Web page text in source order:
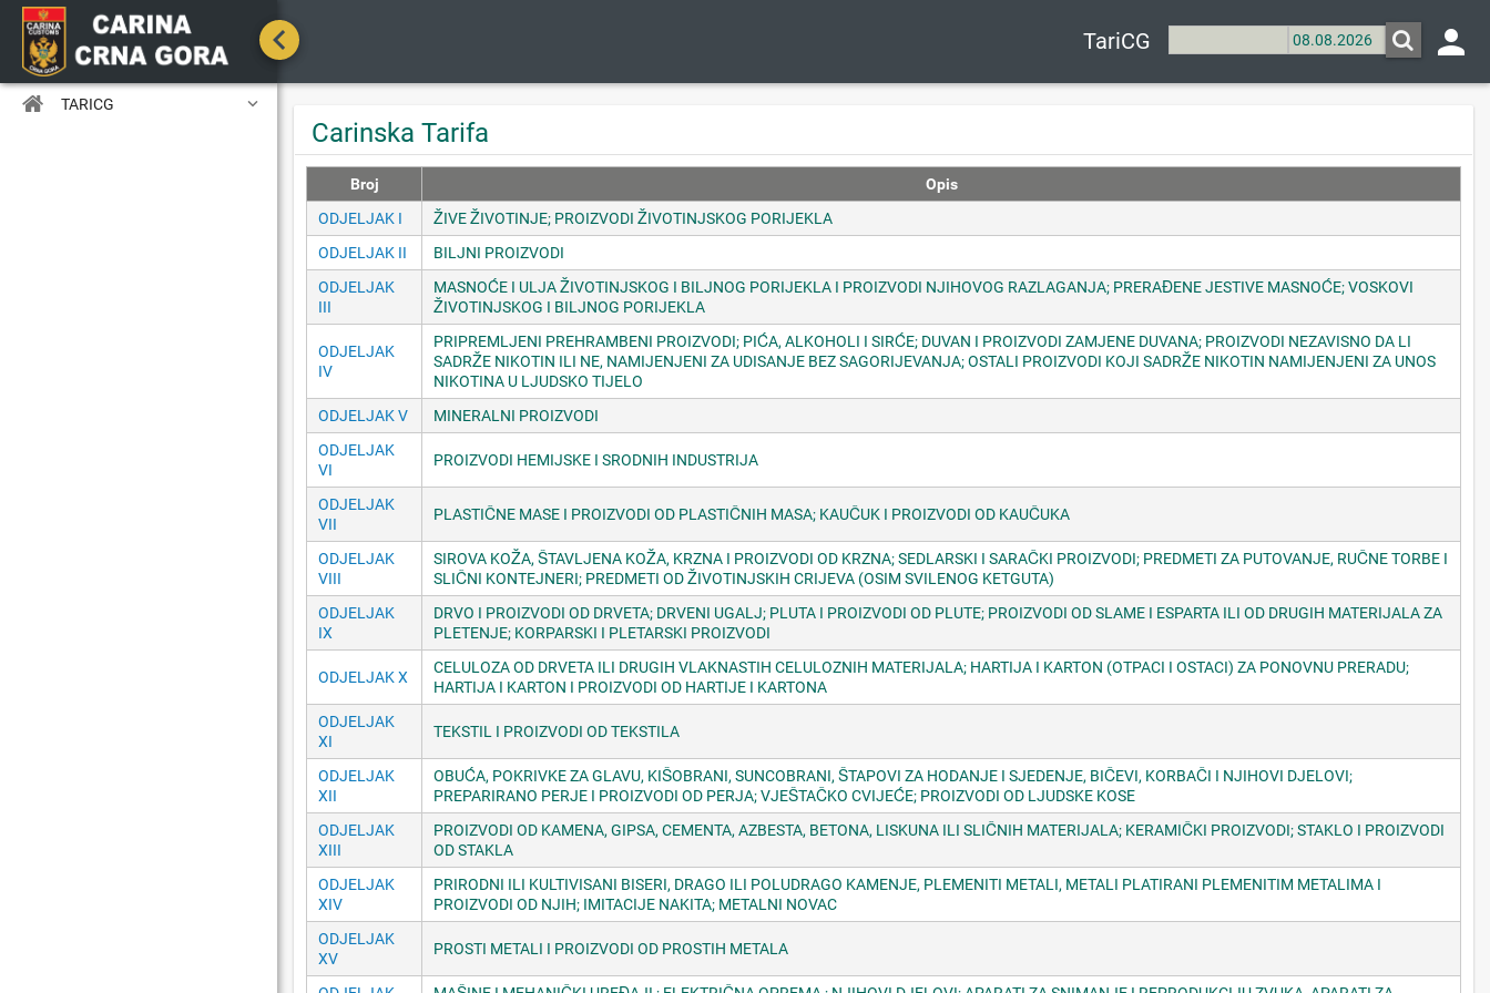
person
TariCG
TARICG 
Carinska Tarifa
Broj
Opis
ODJELJAK I
ŽIVE ŽIVOTINJE; PROIZVODI ŽIVOTINJSKOG PORIJEKLA
ODJELJAK II
BILJNI PROIZVODI
ODJELJAK
III
MASNOĆE I ULJA ŽIVOTINJSKOG I BILJNOG PORIJEKLA I PROIZVODI NJIHOVOG RAZLAGANJA; PRERAĐENE JESTIVE MASNOĆE; VOSKOVI
ŽIVOTINJSKOG I BILJNOG PORIJEKLA
ODJELJAK
IV
PRIPREMLJENI PREHRAMBENI PROIZVODI; PIĆA, ALKOHOLI I SIRĆE; DUVAN I PROIZVODI ZAMJENE DUVANA; PROIZVODI NEZAVISNO DA LI
SADRŽE NIKOTIN ILI NE, NAMIJENJENI ZA UDISANJE BEZ SAGORIJEVANJA; OSTALI PROIZVODI KOJI SADRŽE NIKOTIN NAMIJENJENI ZA UNOS
NIKOTINA U LJUDSKO TIJELO
ODJELJAK V
MINERALNI PROIZVODI
ODJELJAK
VI
PROIZVODI HEMIJSKE I SRODNIH INDUSTRIJA
ODJELJAK
VII
PLASTIČNE MASE I PROIZVODI OD PLASTIČNIH MASA; KAUČUK I PROIZVODI OD KAUČUKA
ODJELJAK
VIII
SIROVA KOŽA, ŠTAVLJENA KOŽA, KRZNA I PROIZVODI OD KRZNA; SEDLARSKI I SARAČKI PROIZVODI; PREDMETI ZA PUTOVANJE, RUČNE TORBE I
SLIČNI KONTEJNERI; PREDMETI OD ŽIVOTINJSKIH CRIJEVA (OSIM SVILENOG KETGUTA)
ODJELJAK
IX
DRVO I PROIZVODI OD DRVETA; DRVENI UGALJ; PLUTA I PROIZVODI OD PLUTE; PROIZVODI OD SLAME I ESPARTA ILI OD DRUGIH MATERIJALA ZA
PLETENJE; KORPARSKI I PLETARSKI PROIZVODI
ODJELJAK X
CELULOZA OD DRVETA ILI DRUGIH VLAKNASTIH CELULOZNIH MATERIJALA; HARTIJA I KARTON (OTPACI I OSTACI) ZA PONOVNU PRERADU;
HARTIJA I KARTON I PROIZVODI OD HARTIJE I KARTONA
ODJELJAK
XI
TEKSTIL I PROIZVODI OD TEKSTILA
ODJELJAK
XII
OBUĆA, POKRIVKE ZA GLAVU, KIŠOBRANI, SUNCOBRANI, ŠTAPOVI ZA HODANJE I SJEDENJE, BIČEVI, KORBAČI I NJIHOVI DJELOVI;
PREPARIRANO PERJE I PROIZVODI OD PERJA; VJEŠTAČKO CVIJEĆE; PROIZVODI OD LJUDSKE KOSE
ODJELJAK
XIII
PROIZVODI OD KAMENA, GIPSA, CEMENTA, AZBESTA, BETONA, LISKUNA ILI SLIČNIH MATERIJALA; KERAMIČKI PROIZVODI; STAKLO I PROIZVODI
OD STAKLA
ODJELJAK
XIV
PRIRODNI ILI KULTIVISANI BISERI, DRAGO ILI POLUDRAGO KAMENJE, PLEMENITI METALI, METALI PLATIRANI PLEMENITIM METALIMA I
PROIZVODI OD NJIH; IMITACIJE NAKITA; METALNI NOVAC
ODJELJAK
XV
PROSTI METALI I PROIZVODI OD PROSTIH METALA